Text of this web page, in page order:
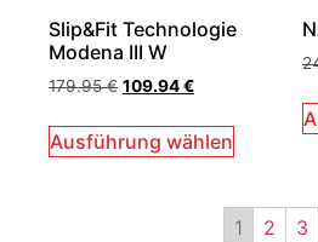
Slip&Fit Technologie
Modena III W
179.95€ 109.94€
Ausführung wählen
1 2 3